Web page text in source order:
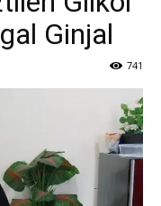
Ginjal
741